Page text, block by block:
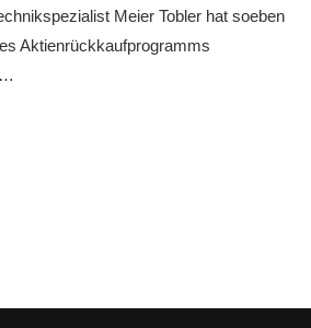
Meier Tobler hat soeben
Aktienrückkaufprogramms